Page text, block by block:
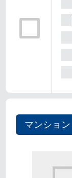
マンション